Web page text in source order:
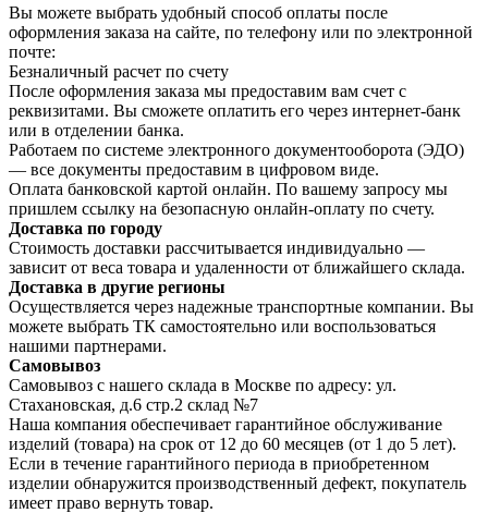
Вы можете выбрать удобный способ оплаты после
оформления заказа на сайте, по телефону или по электронной
почте:
Безналичный расчет по счету
После оформления заказа мы предоставим вам счет с
реквизитами. Вы сможете оплатить его через интернет-банк
или в отделении банка.
Работаем по системе электронного документооборота (ЭДО)
— все документы предоставим в цифровом виде.
Оплата банковской картой онлайн. По вашему запросу мы
пришлем ссылку на безопасную онлайн-оплату по счету.
Доставка по городу
Стоимость доставки рассчитывается индивидуально —
зависит от веса товара и удаленности от ближайшего склада.
Доставка в другие регионы
Осуществляется через надежные транспортные компании. Вы
можете выбрать ТК самостоятельно или воспользоваться
нашими партнерами.
Самовывоз
Самовывоз с нашего склада в Москве по адресу: ул.
Стахановская, д.6 стр.2 склад №7
Наша компания обеспечивает гарантийное обслуживание
изделий (товара) на срок от 12 до 60 месяцев (от 1 до 5 лет).
Если в течение гарантийного периода в приобретенном
изделии обнаружится производственный дефект, покупатель
имеет право вернуть товар.